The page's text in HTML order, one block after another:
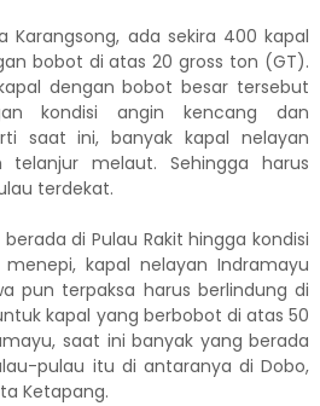
Karangsong, ada sekira 400 kapal
bobot di atas 20 gross ton (GT).
dengan bobot besar tersebut
kondisi angin kencang dan
saat ini, banyak kapal nelayan
telanjur melaut. Sehingga harus
terdekat.
di Pulau Rakit hingga kondisi
kapal nelayan Indramayu
pun terpaksa harus berlindung di
kapal yang berbobot di atas 50
saat ini banyak yang berada
pulau itu di antaranya di Dobo,
Ketapang.